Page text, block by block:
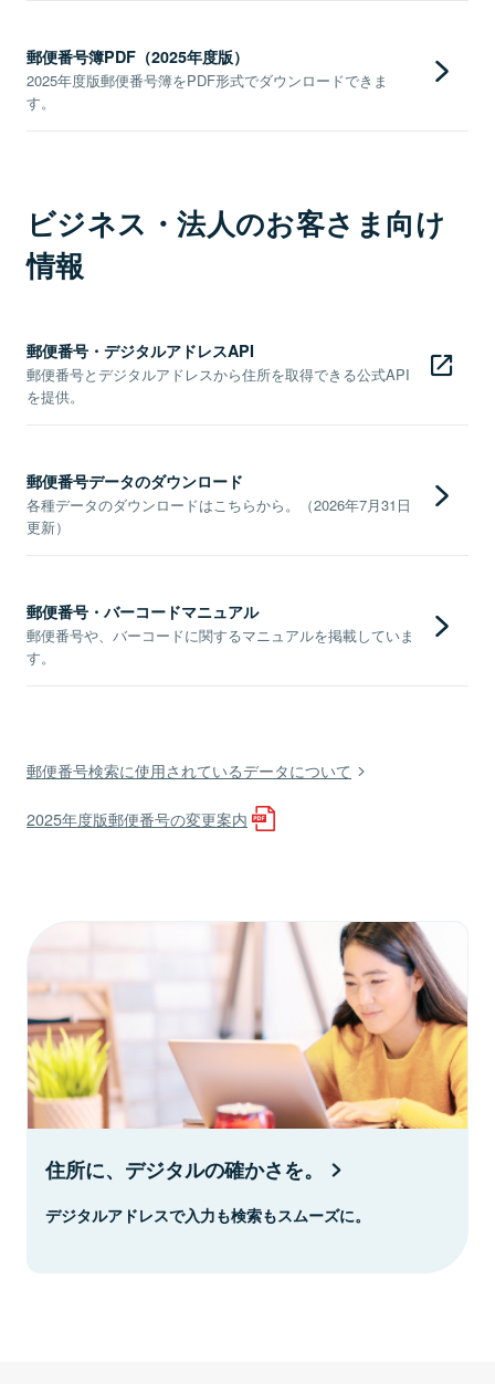
郵便番号簿PDF（2025年度版）
2025年度版郵便番号簿をPDF形式でダウンロードできま
す。
ビジネス・法人のお客さま向け
情報
郵便番号・デジタルアドレスAPI
郵便番号とデジタルアドレスから住所を取得できる公式API
を提供。
郵便番号データのダウンロード
各種データのダウンロードはこちらから。（2026年7月31日
更新）
郵便番号・バーコードマニュアル
郵便番号や、バーコードに関するマニュアルを掲載していま
す。
郵便番号検索に使用されているデータについて
2025年度版郵便番号の変更案内
住所に、デジタルの確かさを。
デジタルアドレスで入力も検索もスムーズに。